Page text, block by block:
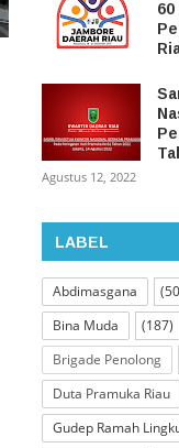
Agustus 12, 2022
LABEL
Abdimasgana
Bina Muda
(187)
Brigade Penolong
Duta Pramuka Riau
Gudep Ramah